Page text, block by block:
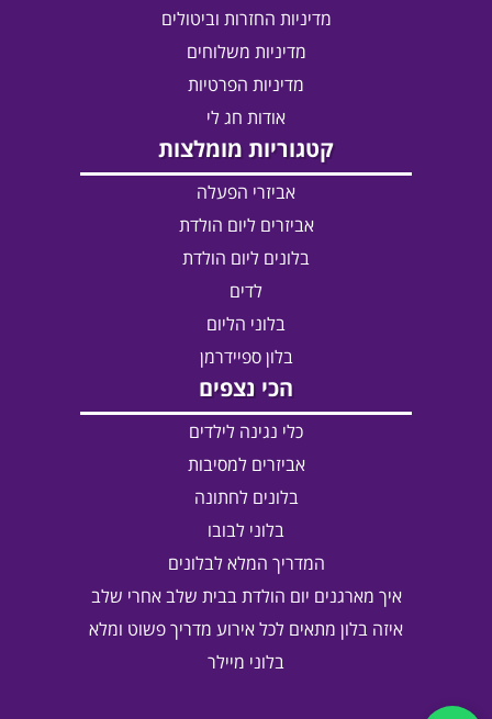
מדיניות החזרות וביטולים
מדיניות משלוחים
מדיניות הפרטיות
אודות חג לי
קטגוריות מומלצות
אביזרי הפעלה
אביזרים ליום הולדת
בלונים ליום הולדת
לדים
בלוני הליום
בלון ספיידרמן
הכי נצפים
כלי נגינה לילדים
אביזרים למסיבות
בלונים לחתונה
בלוני לבובו
המדריך המלא לבלונים
איך מארגנים יום הולדת בבית שלב אחרי שלב
איזה בלון מתאים לכל אירוע מדריך פשוט ומלא
בלוני מיילר